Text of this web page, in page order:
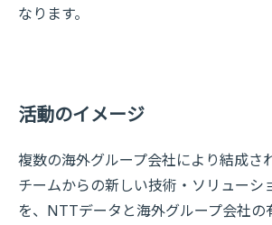
なります。
活動のイメージ
複数の海外グループ会社により結成さ
チームからの新しい技術・ソリューシ
を、NTTデータと海外グループ会社の